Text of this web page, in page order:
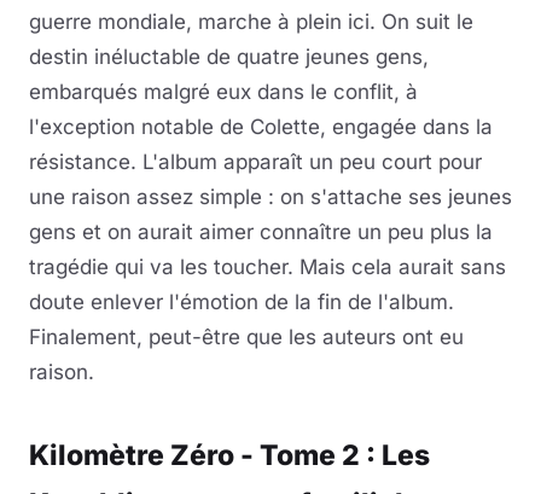
guerre mondiale, marche à plein ici. On suit le
destin inéluctable de quatre jeunes gens,
embarqués malgré eux dans le conflit, à
l'exception notable de Colette, engagée dans la
résistance. L'album apparaît un peu court pour
une raison assez simple : on s'attache ses jeunes
gens et on aurait aimer connaître un peu plus la
tragédie qui va les toucher. Mais cela aurait sans
doute enlever l'émotion de la fin de l'album.
Finalement, peut-être que les auteurs ont eu
raison.
Kilomètre Zéro - Tome 2 : Les